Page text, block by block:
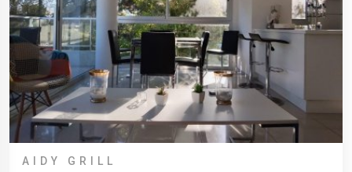
AIDY GRILL